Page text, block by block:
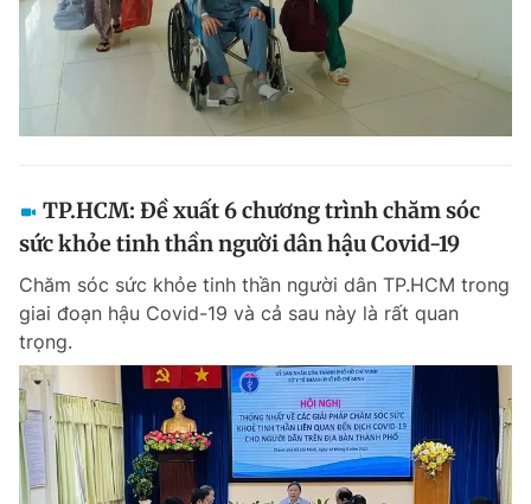
Hotline
0906 645 777
Liên hệ quảng cáo
0908 780 404
Đặt báo Quảng cáo RSS Tòa soạn
Phó tổng biên tập: Lâm Hiếu Dũng
Phó tổng biên tập: Trần Việt Hưng
Tổng thư ký tòa soạn: Đức Trung
Giấy phép xuất bản số 110/GP - BTTTT cấp ngày 24.3.2020
© 2003-2026 Bản quyền thuộc về Báo Thanh Niên. Cấm sao chép
dưới mọi hình thức nếu không có sự chấp thuận bằng văn bản.
Phát triển bởi ePi Technologies, JSC.
TP.HCM: Đề xuất 6 chương trình chăm sóc
sức khỏe tinh thần người dân hậu Covid-19
Chăm sóc sức khỏe tinh thần người dân TP.HCM trong
giai đoạn hậu Covid-19 và cả sau này là rất quan
trọng.